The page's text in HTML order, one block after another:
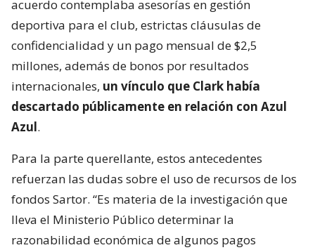
acuerdo contemplaba asesorías en gestión
deportiva para el club, estrictas cláusulas de
confidencialidad y un pago mensual de $2,5
millones, además de bonos por resultados
internacionales, un vínculo que Clark había
descartado públicamente en relación con Azul
Azul.
Para la parte querellante, estos antecedentes
refuerzan las dudas sobre el uso de recursos de los
fondos Sartor. “Es materia de la investigación que
lleva el Ministerio Público determinar la
razonabilidad económica de algunos pagos